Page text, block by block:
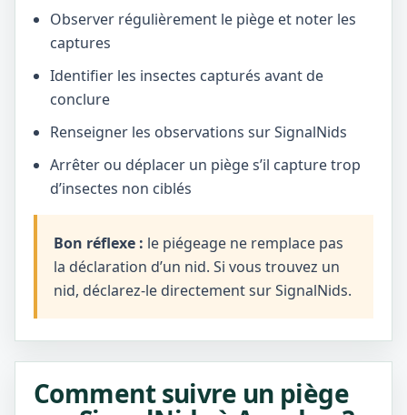
Observer régulièrement le piège et noter les
captures
Identifier les insectes capturés avant de
conclure
Renseigner les observations sur SignalNids
Arrêter ou déplacer un piège s’il capture trop
d’insectes non ciblés
Bon réflexe : le piégeage ne remplace pas
la déclaration d’un nid. Si vous trouvez un
nid, déclarez-le directement sur SignalNids.
Comment suivre un piège